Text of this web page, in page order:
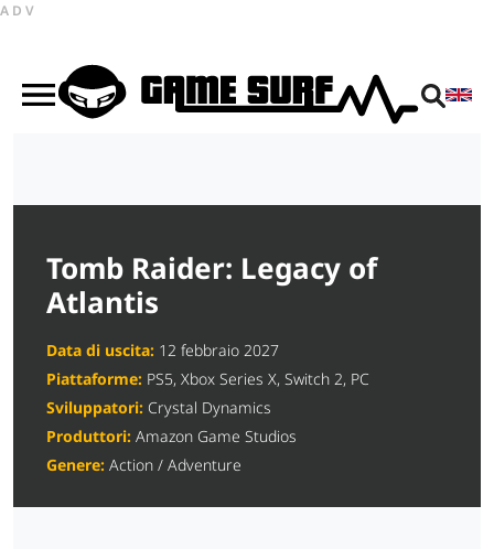
ADV
Tomb Raider: Legacy of
Atlantis
Data di uscita: 12 febbraio 2027
Piattaforme: PS5, Xbox Series X, Switch 2, PC
Sviluppatori: Crystal Dynamics
Produttori: Amazon Game Studios
Genere: Action / Adventure